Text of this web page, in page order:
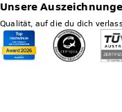
Unsere
Qualität, auf die du dich